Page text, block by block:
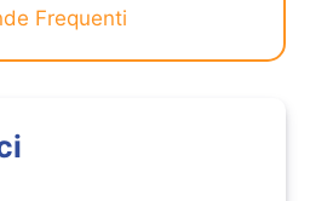
Frequenti